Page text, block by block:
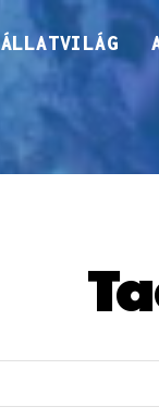
ÁLLATVILÁG